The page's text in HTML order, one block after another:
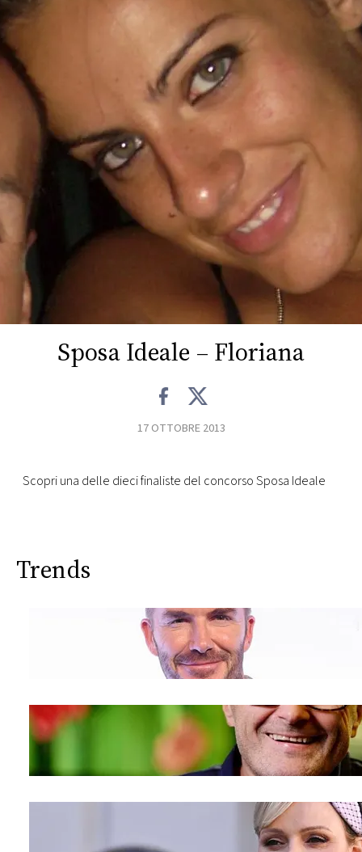
CONCORSI
EVENTI
TV
PRINCIPATO
DI
MONACO
RMC
CONSIGLIA
Sposa Ideale – Floriana
17 OTTOBRE 2013
Scopri una delle dieci finaliste del concorso Sposa Ideale
Trends